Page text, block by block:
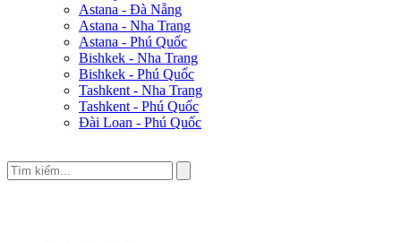
Astana - Đà Nẵng
Astana - Nha Trang
Astana - Phú Quốc
Bishkek - Nha Trang
Bishkek - Phú Quốc
Tashkent - Nha Trang
Tashkent - Phú Quốc
Đài Loan - Phú Quốc